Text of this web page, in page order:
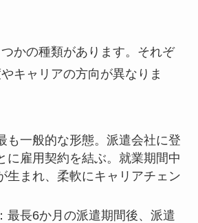
かの種類があります。それぞ
キャリアの方向が異なりま
も一般的な形態。派遣会社に登
に雇用契約を結ぶ。就業期間中
生まれ、柔軟にキャリアチェン
最長6か月の派遣期間後、派遣